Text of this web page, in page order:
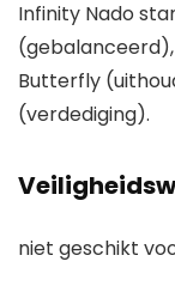
Infinity Nado
Butterfly
(verdediging).
niet geschikt